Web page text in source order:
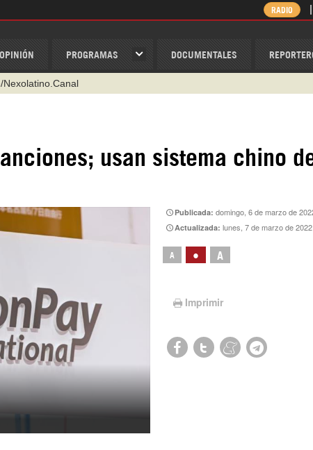
OPINIÓN PROGRAMAS DOCUMENTALES
RADIO
Nexolatino.Canal
usan sistema chino
Publicada:domingo, 6 de marzo de
Actualizada:lunes, 7 de marzo de
A • A
Imprimir